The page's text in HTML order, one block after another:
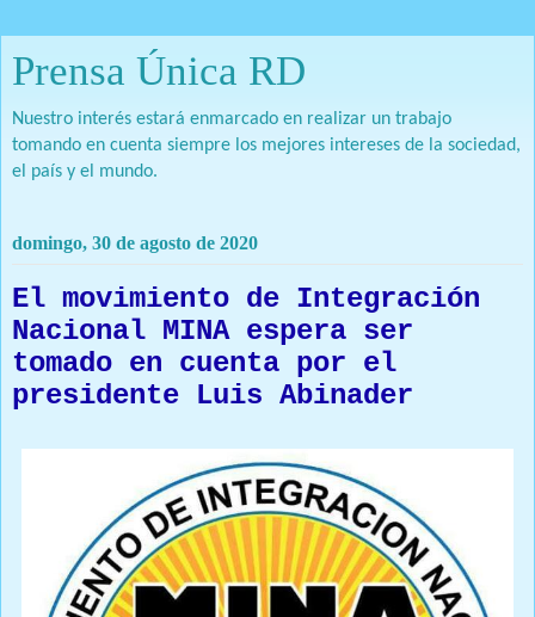
Prensa Única RD
Nuestro interés estará enmarcado en realizar un trabajo
tomando en cuenta siempre los mejores intereses de la sociedad,
el país y el mundo.
domingo, 30 de agosto de 2020
El movimiento de Integración
Nacional MINA espera ser
tomado en cuenta por el
presidente Luis Abinader